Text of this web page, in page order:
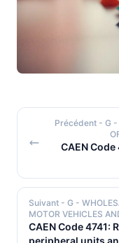
Précédent - G -
CAEN
Suivant - G -
MOTOR VEHICLES
CAEN Code 4741:
peripheral units